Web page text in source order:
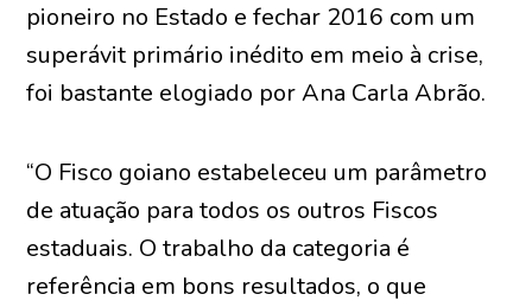
pioneiro no Estado e fechar 2016 com um
superávit primário inédito em meio à crise,
foi bastante elogiado por Ana Carla Abrão.
“O Fisco goiano estabeleceu um parâmetro
de atuação para todos os outros Fiscos
estaduais. O trabalho da categoria é
referência em bons resultados, o que